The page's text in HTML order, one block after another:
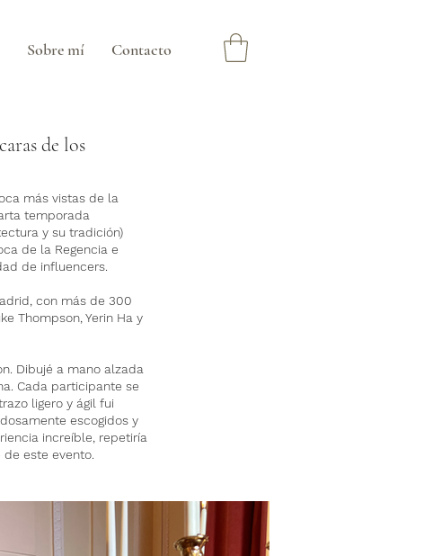
Sobre mí Contacto
de los
más vistas de la
temporada
y su tradición)
de la Regencia e
de influencers.
con más de 300
Thompson, Yerin Ha y
Dibujé a mano alzada
Cada participante se
ligero y ágil fui
escogidos y
increíble, repetiría
este evento.